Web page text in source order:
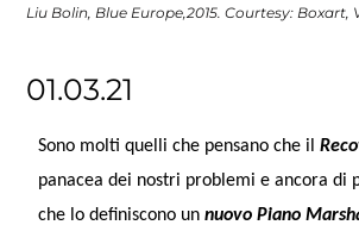
Liu Bolin, Blue Europe,2015. Courtesy: Boxart,
01.03.21
Sono molti quelli che pensano che il
panacea dei nostri problemi e ancora di
che lo definiscono unnuovo Piano